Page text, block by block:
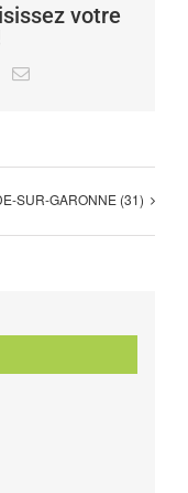
votre
Email
SUR-GARONNE (31)